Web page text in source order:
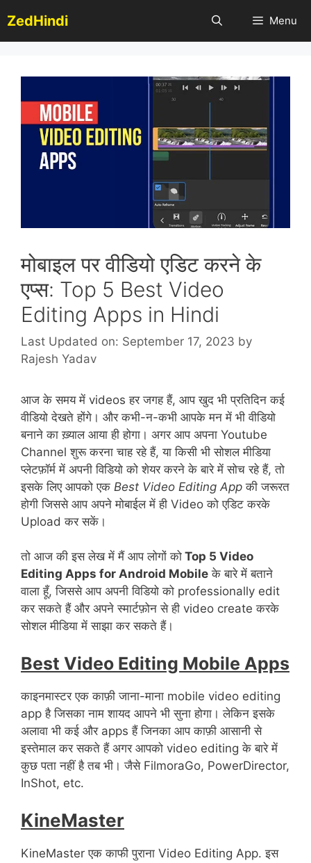
to
content
ZedHindi Menu
मोबाइल पर वीडियो एडिट करने के
एप्स: Top 5 Best Video
Editing Apps in Hindi
Last Updated on: September 17, 2023 by
Rajesh Yadav
आज के समय में videos हर जगह हैं, आप खुद भी प्रतिदिन कई
वीडियो देखते होंगे। और कभी-न-कभी आपके मन में भी वीडियो
बनाने का ख़्याल आया ही होगा। अगर आप अपना Youtube
Channel शुरू करना चाह रहे हैं, या किसी भी सोशल मीडिया
प्लेटफ़ॉर्म में अपनी विडियो को शेयर करने के बारे में सोच रहे हैं, तो
इसके लिए आपको एक Best Video Editing App की जरूरत
होगी जिससे आप अपने मोबाईल में ही Video को एडिट करके
Upload कर सकें।
तो आज की इस लेख में मैं आप लोगों को Top 5 Video
Editing Apps for Android Mobile के बारे में बताने
वाला हूँ, जिससे आप अपनी विडियो को professionally edit
कर सकते हैं और अपने स्मार्टफ़ोन से ही video create करके
सोशल मीडिया में साझा कर सकते हैं।
Best Video Editing Mobile Apps
काइनमास्टर एक काफ़ी जाना-माना mobile video editing
app है जिसका नाम शायद आपने भी सुना होगा। लेकिन इसके
अलावा भी कई और apps हैं जिनका आप काफ़ी आसानी से
इस्तेमाल कर सकते हैं अगर आपको video editing के बारे में
कुछ पता नहीं है तब भी। जैसे FilmoraGo, PowerDirector,
InShot, etc.
KineMaster
KineMaster एक काफी पुराना Video Editing App. इस